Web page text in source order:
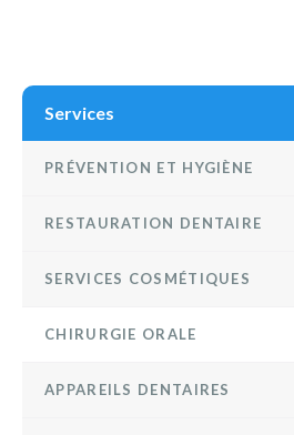
Services
PRÉVENTION ET HYGIÈNE
RESTAURATION DENTAIRE
SERVICES COSMÉTIQUES
CHIRURGIE ORALE
APPAREILS DENTAIRES